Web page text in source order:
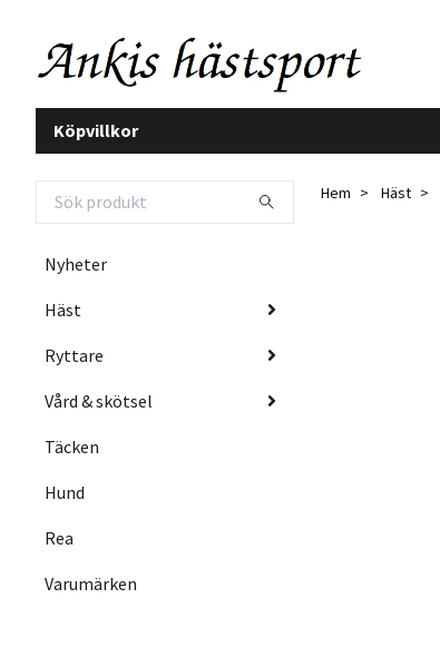
Köpvillkor
Nyheter
Häst
Ryttare
Vård & skötsel
Täcken
Hund
Rea
Varumärken
Hem Häst